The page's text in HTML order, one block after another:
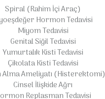
Spiral (Rahim İçi Araç)
Hormon Tedavisi
Miyom Tedavisi
Genital Siğil Tedavisi
Yumurtalık Kisti Tedavisi
Çikolata Kisti Tedavisi
Alma Ameliyatı (Histerektomi)
Cinsel İlişkide Ağrı
Replasman Tedavisi